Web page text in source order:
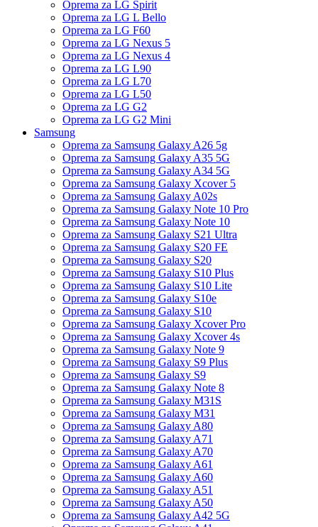
Oprema za LG Spirit
Oprema za LG L Bello
Oprema za LG F60
Oprema za LG Nexus 5
Oprema za LG Nexus 4
Oprema za LG L90
Oprema za LG L70
Oprema za LG L50
Oprema za LG G2
Oprema za LG G2 Mini
Samsung
Oprema za Samsung Galaxy A26 5g
Oprema za Samsung Galaxy A35 5G
Oprema za Samsung Galaxy A34 5G
Oprema za Samsung Galaxy Xcover 5
Oprema za Samsung Galaxy A02s
Oprema za Samsung Galaxy Note 10 Pro
Oprema za Samsung Galaxy Note 10
Oprema za Samsung Galaxy S21 Ultra
Oprema za Samsung Galaxy S20 FE
Oprema za Samsung Galaxy S20
Oprema za Samsung Galaxy S10 Plus
Oprema za Samsung Galaxy S10 Lite
Oprema za Samsung Galaxy S10e
Oprema za Samsung Galaxy S10
Oprema za Samsung Galaxy Xcover Pro
Oprema za Samsung Galaxy Xcover 4s
Oprema za Samsung Galaxy Note 9
Oprema za Samsung Galaxy S9 Plus
Oprema za Samsung Galaxy S9
Oprema za Samsung Galaxy Note 8
Oprema za Samsung Galaxy M31S
Oprema za Samsung Galaxy M31
Oprema za Samsung Galaxy A80
Oprema za Samsung Galaxy A71
Oprema za Samsung Galaxy A70
Oprema za Samsung Galaxy A61
Oprema za Samsung Galaxy A60
Oprema za Samsung Galaxy A51
Oprema za Samsung Galaxy A50
Oprema za Samsung Galaxy A42 5G